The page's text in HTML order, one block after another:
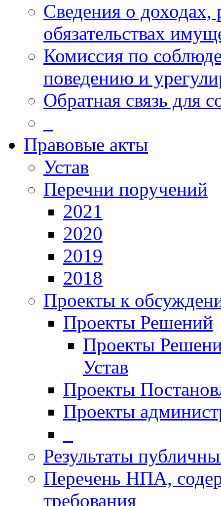
Сведения о доходах,
обязательствах
Комиссия по
поведению и
Обратная связь для
Правовые акты
Устав
Перечни поручений
2021
2020
2019
2018
Проекты к
Проекты Решений
Проекты
Устав
Проекты
Проекты
Результаты
Перечень НПА,
требования